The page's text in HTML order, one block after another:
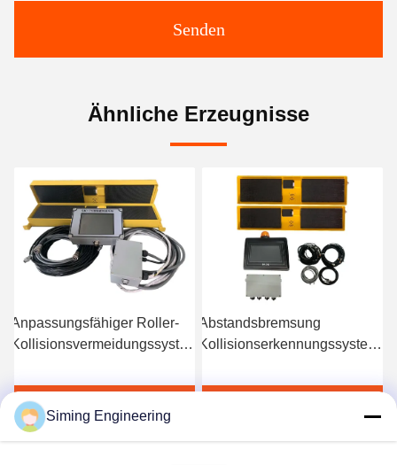
Senden
Ähnliche Erzeugnisse
Anpassungsfähiger Roller-
Kollisionsvermeidungssystem
Abstandsbremsung
Kollisionserkennungssystem
Siming Engineering